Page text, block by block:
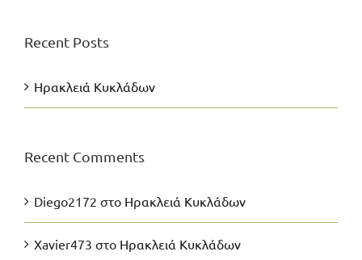
Recent Posts
Ηρακλειά Κυκλάδων
Recent Comments
Diego2172 στο Ηρακλειά Κυκλάδων
Xavier473 στο Ηρακλειά Κυκλάδων